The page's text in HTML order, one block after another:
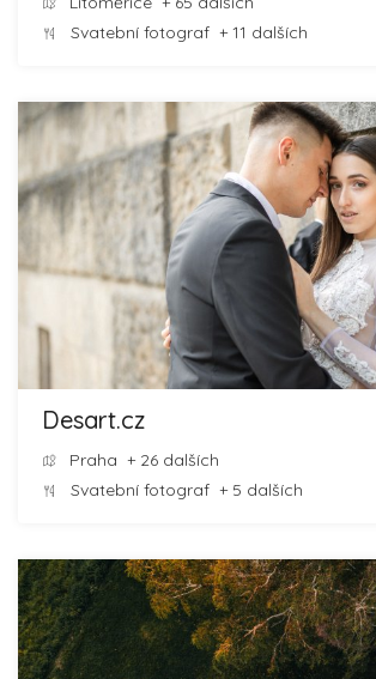
Svatební fotograf + 11 dalších
Desart.cz
Praha + 26 dalších
Svatební fotograf + 5 dalších